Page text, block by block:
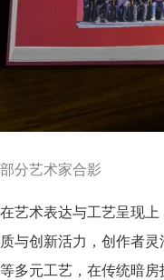
部分艺术家合影
在艺术表达与工艺呈现
质与创新活力，创作者
等多元工艺，在传统暗